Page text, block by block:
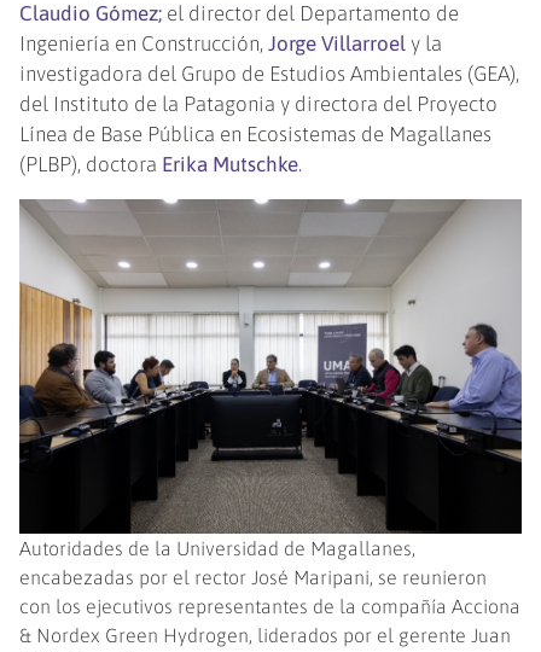
Claudio Gómez; el director del Departamento de
Ingeniería en Construcción,Jorge Villarroely la
investigadora del Grupo de Estudios Ambientales (GEA),
del Instituto de la Patagonia y directora del Proyecto
Línea de Base Pública en Ecosistemas de Magallanes
(PLBP), doctora Erika Mutschke.
Autoridades de la Universidad de Magallanes,
encabezadas por el rector José Maripani, se reunieron
con los ejecutivos representantes de la compañía Acciona
& Nordex Green Hydrogen, liderados por el gerente Juan